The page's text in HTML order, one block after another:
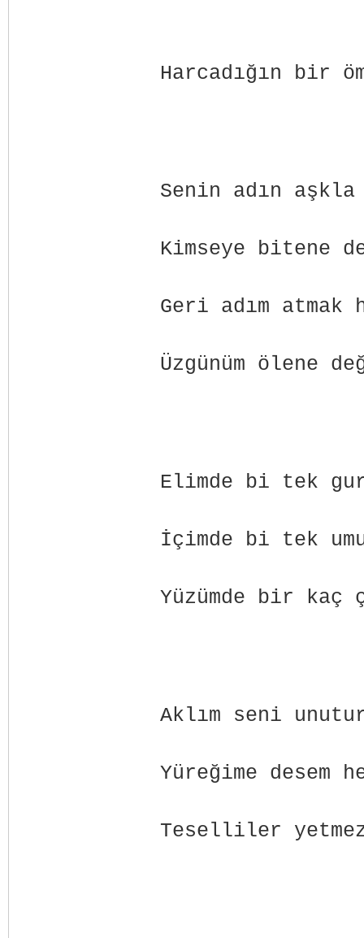
Harcadığın bir
Senin adın
Kimseye bitene
Geri adım
Üzgünüm ölene
Elimde bi tek
İçimde bi tek
Yüzümde bir
Aklım seni
Yüreğime desem
Teselliler